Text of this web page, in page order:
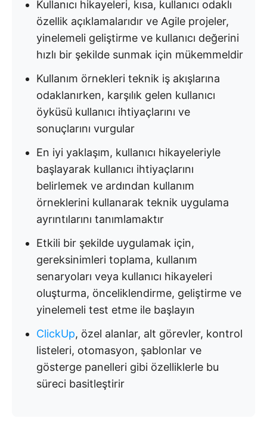
Kullanıcı hikayeleri, kısa, kullanıcı odaklı
özellik açıklamalarıdır ve Agile projeler,
yinelemeli geliştirme ve kullanıcı değerini
hızlı bir şekilde sunmak için mükemmeldir
Kullanım örnekleri teknik iş akışlarına
odaklanırken, karşılık gelen kullanıcı
öyküsü kullanıcı ihtiyaçlarını ve
sonuçlarını vurgular
En iyi yaklaşım, kullanıcı hikayeleriyle
başlayarak kullanıcı ihtiyaçlarını
belirlemek ve ardından kullanım
örneklerini kullanarak teknik uygulama
ayrıntılarını tanımlamaktır
Etkili bir şekilde uygulamak için,
gereksinimleri toplama, kullanım
senaryoları veya kullanıcı hikayeleri
oluşturma, önceliklendirme, geliştirme ve
yinelemeli test etme ile başlayın
ClickUp, özel alanlar, alt görevler, kontrol
listeleri, otomasyon, şablonlar ve
gösterge panelleri gibi özelliklerle bu
süreci basitleştirir